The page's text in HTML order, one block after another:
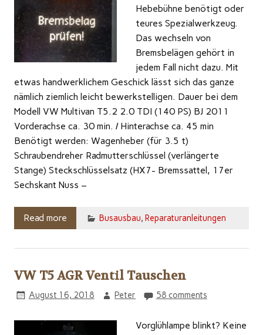
Hebebühne benötigt oder
teures Spezialwerkzeug.
Das wechseln von
Bremsbelägen gehört in
jedem Fall nicht dazu. Mit
etwas handwerklichem Geschick lässt sich das ganze
nämlich ziemlich leicht bewerkstelligen. Dauer bei dem
Modell VW Multivan T5.2 2.0 TDI (140 PS) BJ 2011
Vorderachse ca. 30 min. / Hinterachse ca. 45 min
Benötigt werden: Wagenheber (für 3.5 t)
Schraubendreher Radmutterschlüssel (verlängerte
Stange) Steckschlüsselsatz (HX7- Bremssattel, 17er
Sechskant Nuss –
Read more Busausbau, Reparaturanleitungen
VW T5 AGR Ventil Tauschen
August 16, 2018 Peter 58 comments
Vorglühlampe blinkt? Keine